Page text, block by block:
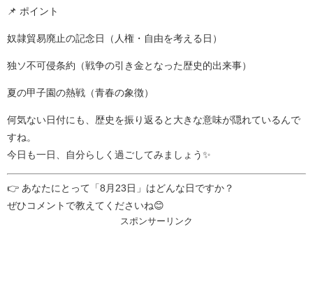
📌 ポイント
奴隷貿易廃止の記念日（人権・自由を考える日）
独ソ不可侵条約（戦争の引き金となった歴史的出来事）
夏の甲子園の熱戦（青春の象徴）
何気ない日付にも、歴史を振り返ると大きな意味が隠れているんで
すね。
今日も一日、自分らしく過ごしてみましょう✨
👉 あなたにとって「8月23日」はどんな日ですか？
ぜひコメントで教えてくださいね😊
スポンサーリンク